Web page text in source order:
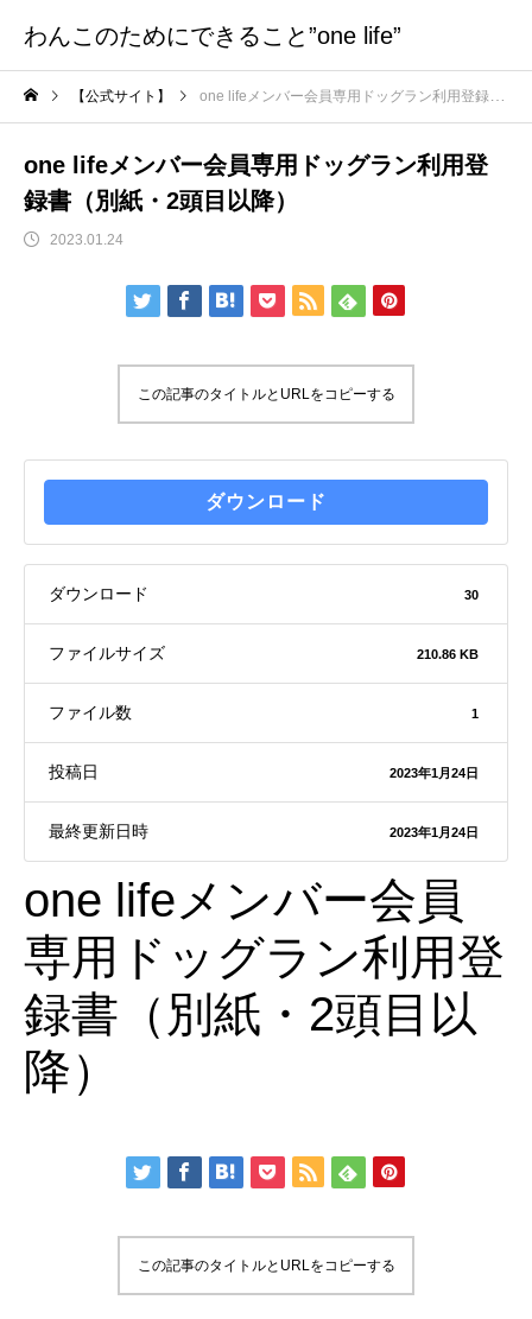
わんこのためにできること”one life”
【公式サイト】 one lifeメンバー会員専用ドッグラン利用登録書（別紙・2頭目以降）
one lifeメンバー会員専用ドッグラン利用登
録書（別紙・2頭目以降）
2023.01.24
この記事のタイトルとURLをコピーする
ダウンロード
ダウンロード 30
ファイルサイズ 210.86 KB
ファイル数 1
投稿日 2023年1月24日
最終更新日時 2023年1月24日
one lifeメンバー会員
専用ドッグラン利用登
録書（別紙・2頭目以
降）
この記事のタイトルとURLをコピーする